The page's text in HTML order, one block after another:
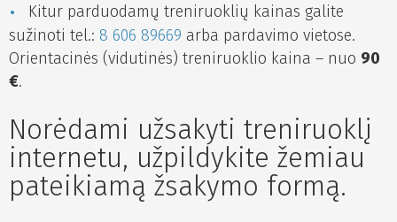
Kitur parduodamų treniruoklių kainas galite
sužinoti tel.: 8 606 89669 arba pardavimo vietose.
Orientacinės (vidutinės) treniruoklio kaina – nuo 90
€.
Norėdami užsakyti treniruoklį
internetu, užpildykite žemiau
pateikiamą žsakymo formą.